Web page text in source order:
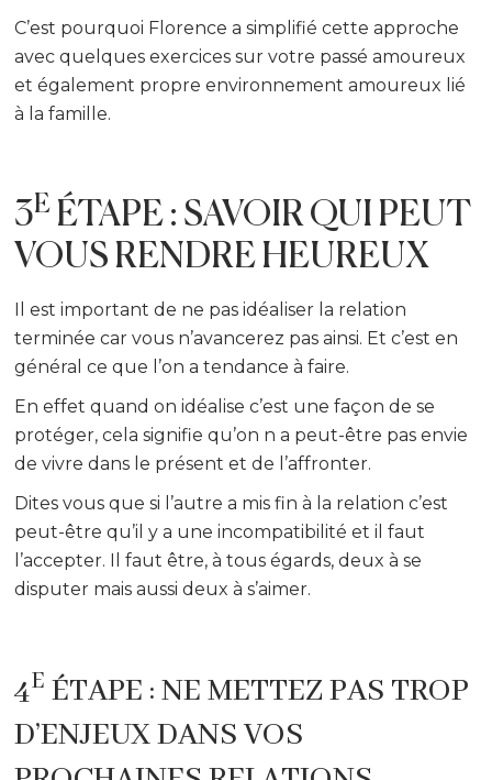
C’est pourquoi Florence a simplifié cette approche
avec quelques exercices sur votre passé amoureux
et également propre environnement amoureux lié
à la famille.
3E ÉTAPE : SAVOIR QUI PEUT
VOUS RENDRE HEUREUX
Il est important de ne pas idéaliser la relation
terminée car vous n’avancerez pas ainsi. Et c’est en
général ce que l’on a tendance à faire.
En effet quand on idéalise c’est une façon de se
protéger, cela signifie qu’on n a peut-être pas envie
de vivre dans le présent et de l’affronter.
Dites vous que si l’autre a mis fin à la relation c’est
peut-être qu’il y a une incompatibilité et il faut
l’accepter. Il faut être, à tous égards, deux à se
disputer mais aussi deux à s’aimer.
4E ÉTAPE : NE METTEZ PAS TROP
D’ENJEUX DANS VOS